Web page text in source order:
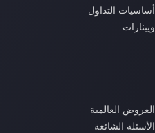
أساسيات التداول
ويبنارات
العروض العالمية
الأسئلة الشائعة